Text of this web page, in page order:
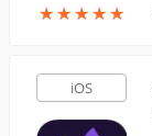
★★★★★
★★★★★
iOS